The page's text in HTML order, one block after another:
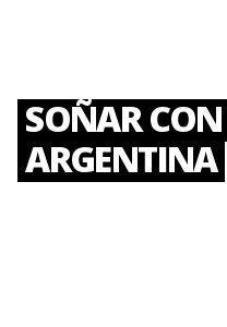
SOÑAR
ARGENTINA